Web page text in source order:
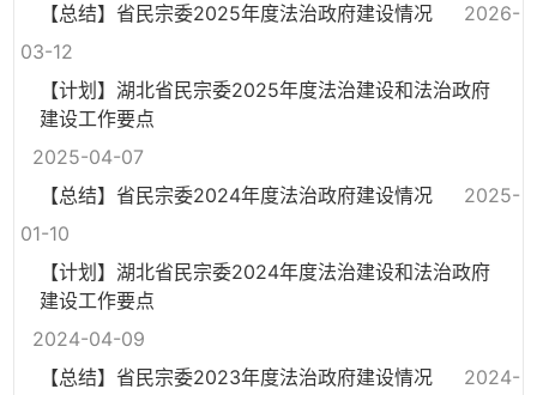
【总结】省民宗委2025年度法治政府建设情况
2026-
03-12
【计划】湖北省民宗委2025年度法治建设和法治政府
建设工作要点
2025-04-07
【总结】省民宗委2024年度法治政府建设情况
2025-
01-10
【计划】湖北省民宗委2024年度法治建设和法治政府
建设工作要点
2024-04-09
【总结】省民宗委2023年度法治政府建设情况
2024-